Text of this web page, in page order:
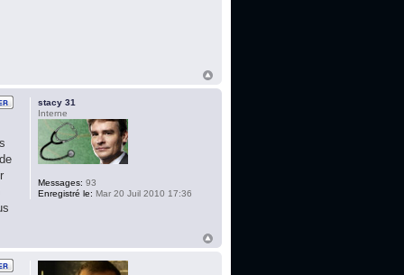
stacy 31
Interne
Messages: 93
Enregistré le: Mar 20 Juil 2010 17:36